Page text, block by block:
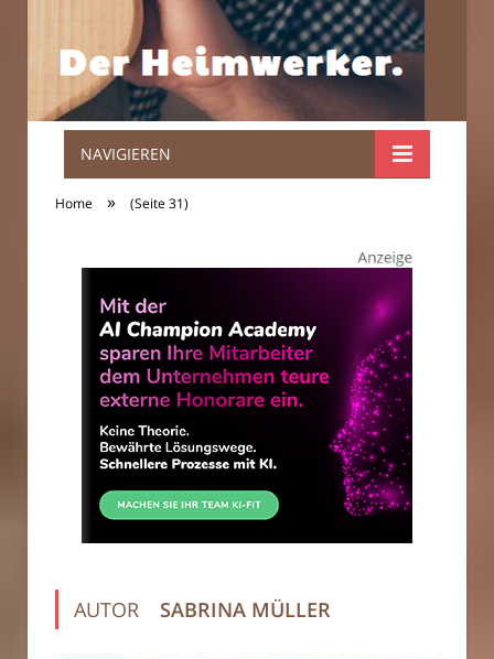
Der
Heimwerker.
NAVIGIEREN
Home » (Seite 31)
AUTOR SABRINA MÜLLER